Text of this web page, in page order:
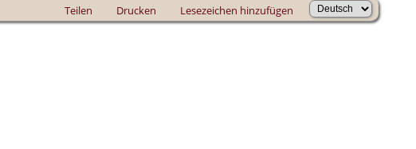
Teilen Drucken Lesezeichen hinzufügen